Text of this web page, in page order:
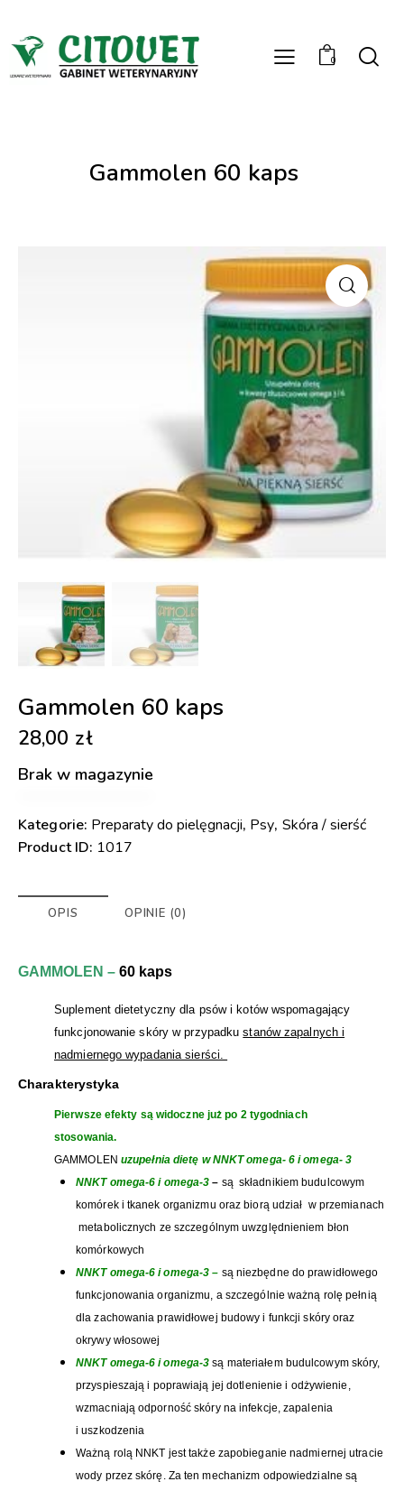
0
Gammolen 60 kaps
Gammolen 60 kaps
28,00 zł
Brak w magazynie
Kategorie: Preparaty do pielęgnacji, Psy, Skóra / sierść
Product ID: 1017
OPIS OPINIE (0)
GAMMOLEN – 60 kaps
Suplement dietetyczny dla psów i kotów wspomagający
funkcjonowanie skóry w przypadkustanów zapalnych i
nadmiernego wypadania sierści.
Charakterystyka
Pierwsze efekty są widoczne już po 2 tygodniach
stosowania.
GAMMOLEN uzupełnia dietę w NNKT omega- 6 i omega- 3
NNKT omega-6 i omega-3 – są składnikiem budulcowym
komórek i tkanek organizmu oraz biorą udział w przemianach
metabolicznych ze szczególnym uwzględnieniem błon
komórkowych
NNKT omega-6 i omega-3 – są niezbędne do prawidłowego
funkcjonowania organizmu, a szczególnie ważną rolę pełnią
dla zachowania prawidłowej budowy i funkcji skóry oraz
okrywy włosowej
NNKT omega-6 i omega-3 są materiałem budulcowym skóry,
przyspieszają i poprawiają jej dotlenienie i odżywienie,
wzmacniają odporność skóry na infekcje, zapalenia
i uszkodzenia
Ważną rolą NNKT jest także zapobieganie nadmiernej utracie
wody przez skórę. Za ten mechanizm odpowiedzialne są